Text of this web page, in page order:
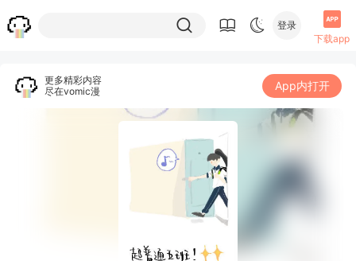
登录
下载app
更多精彩内容
尽在vomic漫
App内打开